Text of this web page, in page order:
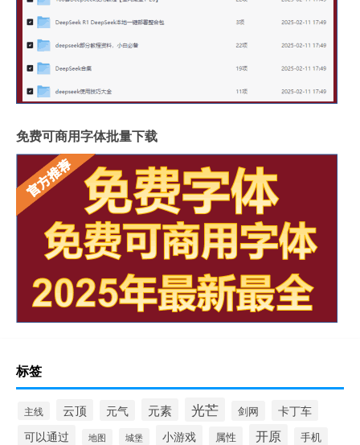
免费可商用字体批量下载
标签
主线 云顶 元气 元素 光芒 剑网 卡丁车
可以通过 地图 城堡 小游戏 属性 开原 手机